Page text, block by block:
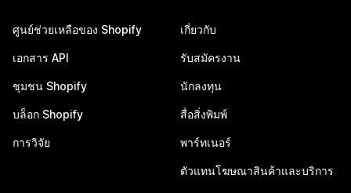
ศูนย์ช่วยเหลือของ Shopify
เอกสาร API
ชุมชน Shopify
บล็อก Shopify
การวิจัย
เกี่ยวกับ
รับสมัครงาน
นักลงทุน
สื่อสิ่งพิมพ์
พาร์ทเนอร์
ตัวแทนโฆษณาสินค้าและบริการ